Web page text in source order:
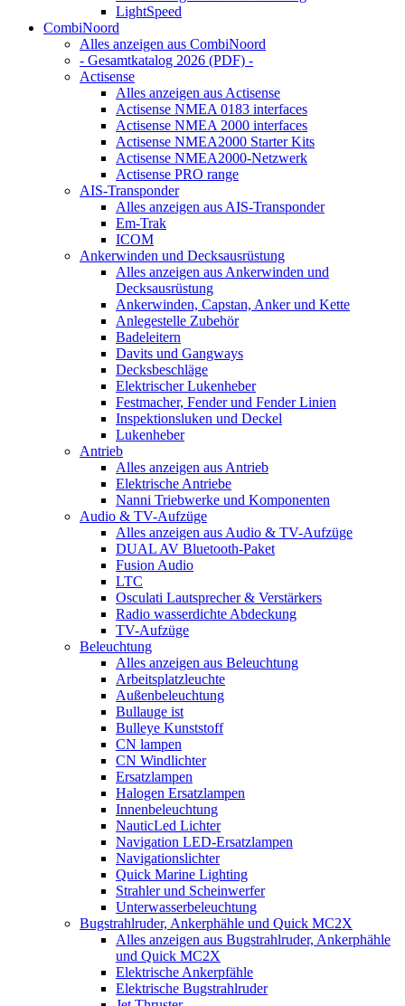
LightSpeed
CombiNoord
Alles anzeigen aus CombiNoord
- Gesamtkatalog 2026 (PDF) -
Actisense
Alles anzeigen aus Actisense
Actisense NMEA 0183 interfaces
Actisense NMEA 2000 interfaces
Actisense NMEA2000 Starter Kits
Actisense NMEA2000-Netzwerk
Actisense PRO range
AIS-Transponder
Alles anzeigen aus AIS-Transponder
Em-Trak
ICOM
Ankerwinden und Decksausrüstung
Alles anzeigen aus Ankerwinden und
Decksausrüstung
Ankerwinden, Capstan, Anker und Kette
Anlegestelle Zubehör
Badeleitern
Davits und Gangways
Decksbeschläge
Elektrischer Lukenheber
Festmacher, Fender und Fender Linien
Inspektionsluken und Deckel
Lukenheber
Antrieb
Alles anzeigen aus Antrieb
Elektrische Antriebe
Nanni Triebwerke und Komponenten
Audio & TV-Aufzüge
Alles anzeigen aus Audio & TV-Aufzüge
DUAL AV Bluetooth-Paket
Fusion Audio
LTC
Osculati Lautsprecher & Verstärkers
Radio wasserdichte Abdeckung
TV-Aufzüge
Beleuchtung
Alles anzeigen aus Beleuchtung
Arbeitsplatzleuchte
Außenbeleuchtung
Bullauge ist
Bulleye Kunststoff
CN lampen
CN Windlichter
Ersatzlampen
Halogen Ersatzlampen
Innenbeleuchtung
NauticLed Lichter
Navigation LED-Ersatzlampen
Navigationslichter
Quick Marine Lighting
Strahler und Scheinwerfer
Unterwasserbeleuchtung
Bugstrahlruder, Ankerphähle und Quick MC2X
Alles anzeigen aus Bugstrahlruder, Ankerphähle
und Quick MC2X
Elektrische Ankerpfähle
Elektrische Bugstrahlruder